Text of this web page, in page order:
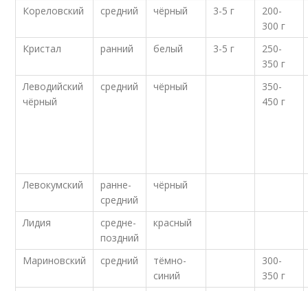
Кореловский средний чёрный 3-5 г
200-
300 г
Кристал
ранний белый 3-5 г
250-
350 г
Леводийский
чёрный
средний чёрный
350-
450 г
Левокумский
ранне-
средний
чёрный
Лидия
средне-
поздний
красный
Мариновский средний
тёмно-
синий
300-
350 г